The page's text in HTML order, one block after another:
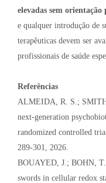
elevadas sem orientação
e qualquer introdução de
terapêuticas devem ser
profissionais de saúde
Referências
ALMEIDA, R. S.;
next-generation
randomized controlled
289-301, 2026.
BOUAYED, J.; BOHN, T.
swords in cellular redox